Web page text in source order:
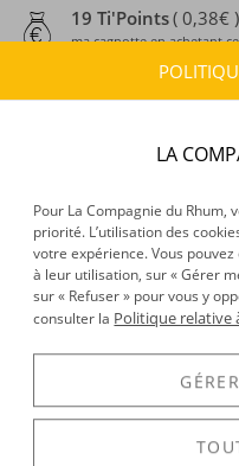
19 Ti'Points( 0,38€ )
ma cagnotte en achetant
ESTIMATION DE
À partir de 9,90 € (
Type d’alcool :Rhum
Provenance :Martinique
Distillation :Colonne
Volume :70CL
LA
Pour La Compagnie du
priorité. L’utilisation des
votre expérience. Vous
à leur utilisation, sur « Gérer
sur « Refuser » pour vous y
consulter la Politique relative